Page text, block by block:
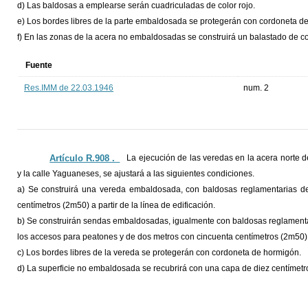
d) Las baldosas a emplearse serán cuadriculadas de color rojo.
e) Los bordes libres de la parte embaldosada se protegerán con cordoneta
f) En las zonas de la acera no embaldosadas se construirá un balastado de
Fuente
Res.IMM de 22.03.1946 num. 2
Artículo R.908 ._
La ejecución de las veredas en la acera norte
y la calle Yaguaneses, se ajustará a las siguientes condiciones.
a) Se construirá una vereda embaldosada, con baldosas reglamentarias
centímetros (2m50) a partir de la línea de edificación.
b) Se construirán sendas embaldosadas, igualmente con baldosas
los accesos para peatones y de dos metros con cincuenta centímetros
c) Los bordes libres de la vereda se protegerán con cordoneta de hormigón.
d) La superficie no embaldosada se recubrirá con una capa de diez